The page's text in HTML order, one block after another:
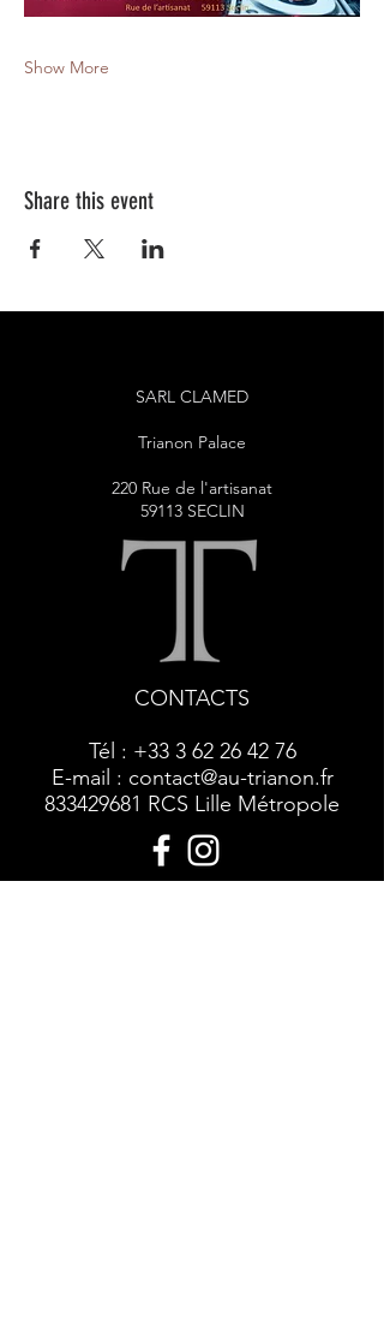
Show More
Share this event
SARL CLAMED
Trianon Palace
220 Rue de l'artisanat
59113 SECLIN
CONTACTS
Tél : +33 3 62 26 42 76
E-mail : contact@au-trianon.fr
833429681 RCS Lille Métropole